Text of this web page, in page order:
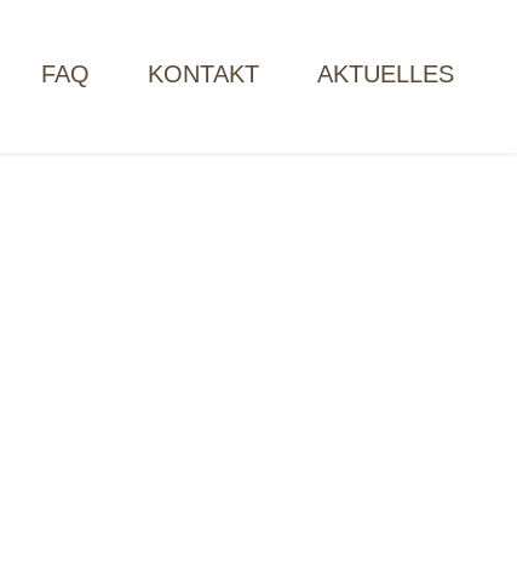
FAQ KONTAKT AKTUELLES